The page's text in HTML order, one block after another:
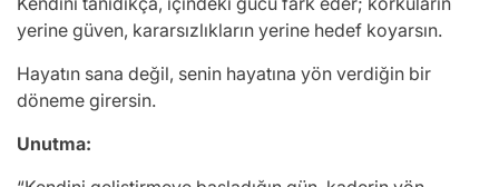
yerine güven, kararsızlıkların yerine hedef koyarsın.
Hayatın sana değil, senin hayatına yön verdiğin bir
döneme girersin.
Unutma: